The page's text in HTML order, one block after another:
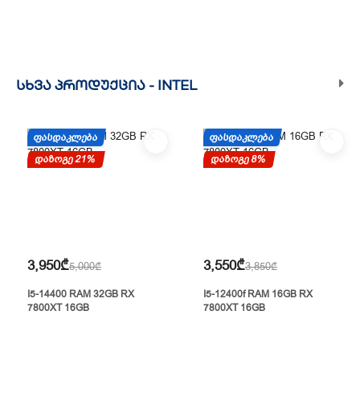
ᲡᲮᲕᲐ ᲞᲠᲝᲓᲣᲥᲪᲘᲐ - INTEL
ᲤᲐᲡᲓᲐᲙᲚᲔᲑᲐ
დაზოგე 21%
3,950₾5,000₾
I5-14400 RAM 32GB RX
7800XT 16GB
ᲤᲐᲡᲓᲐᲙᲚᲔᲑᲐ
დაზოგე 8%
3,550₾3,850₾
I5-12400f RAM 16GB RX
7800XT 16GB